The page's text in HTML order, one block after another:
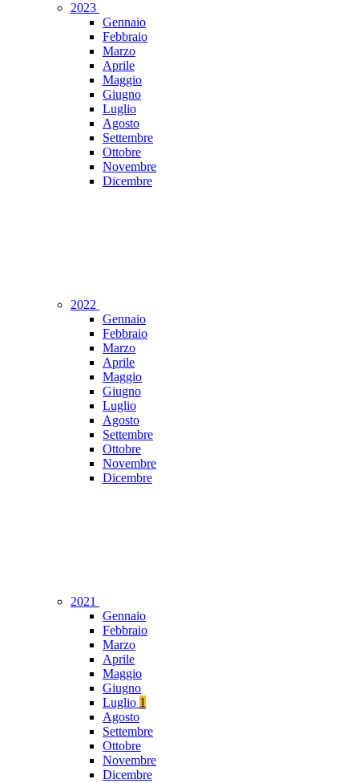
2023
Gennaio
Febbraio
Marzo
Aprile
Maggio
Giugno
Luglio
Agosto
Settembre
Ottobre
Novembre
Dicembre
2022
Gennaio
Febbraio
Marzo
Aprile
Maggio
Giugno
Luglio
Agosto
Settembre
Ottobre
Novembre
Dicembre
2021
Gennaio
Febbraio
Marzo
Aprile
Maggio
Giugno
Luglio 1
Agosto
Settembre
Ottobre
Novembre
Dicembre